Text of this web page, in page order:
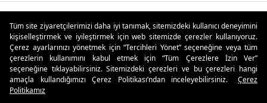
Tüm site ziyaretçilerimizi daha iyi tanımak, sitemizdeki kullanıcı deneyimini
kişiselleştirmek ve iyileştirmek için web sitemizde çerezler kullanıyoruz.
Çerez ayarlarınızı yönetmek için “Tercihleri Yönet” seçeneğine veya tüm
çerezlerin kullanımını kabul etmek için “Tüm Çerezlere İzin Ver”
seçeneğine tıklayabilirsiniz. Sitemizdeki çerezleri ve bu çerezleri hangi
amaçla kullandığımızı Çerez Politikası’ndan inceleyebilirsiniz.
Çerez
Politikamız
Özdilekteyim'de Taksit Avantajları
Güvenli Alışveriş